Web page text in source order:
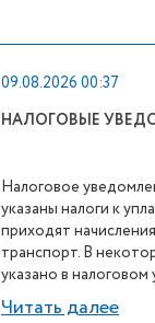
09.08.2026 00:37
НАЛОГОВЫЕ
Налоговое
указаны налоги к
приходят
транспорт. В
указано в налоговом
Читать далее